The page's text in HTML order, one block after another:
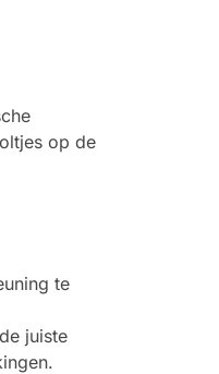
op de
te
juiste